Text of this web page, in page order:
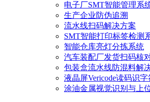
电子厂SMT智能管理系
生产企业防伪追溯
流水线扫码解决方案
SMT智能打印标签检测
智能仓库亮灯分拣系统
汽车装配厂发货扫码核
包装盒流水线防混料解
液晶屏Vericode读码识字
涂油金属视觉识别与上